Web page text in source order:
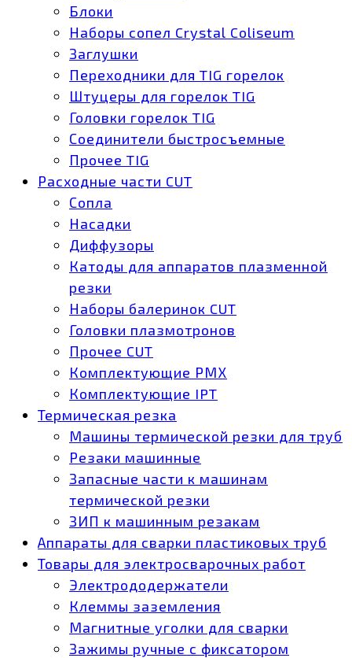
Блоки
Наборы сопел Crystal Coliseum
Заглушки
Переходники для TIG горелок
Штуцеры для горелок TIG
Головки горелок TIG
Соединители быстросъемные
Прочее TIG
Расходные части CUT
Сопла
Насадки
Диффузоры
Катоды для аппаратов плазменной
резки
Наборы балеринок CUT
Головки плазмотронов
Прочее CUT
Комплектующие РМХ
Комплектующие IPT
Термическая резка
Машины термической резки для труб
Резаки машинные
Запасные части к машинам
термической резки
ЗИП к машинным резакам
Аппараты для сварки пластиковых труб
Товары для электросварочных работ
Электрододержатели
Клеммы заземления
Магнитные уголки для сварки
Зажимы ручные с фиксатором